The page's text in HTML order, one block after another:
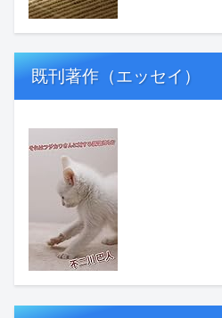
既刊著作（エッセイ）